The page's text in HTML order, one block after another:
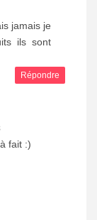
jamais je
ils sont
Répondre
fait :)